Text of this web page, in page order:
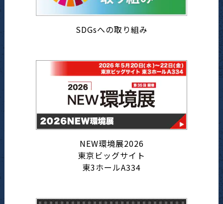
SDGsへの取り組み
NEW環境展2026
東京ビッグサイト
東3ホールA334